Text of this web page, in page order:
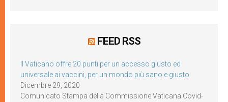
FEED RSS
Il Vaticano offre 20 punti per un accesso giusto ed
universale ai vaccini, per un mondo più sano e giusto
Dicembre 29, 2020
Comunicato Stampa della Commissione Vaticana Covid-